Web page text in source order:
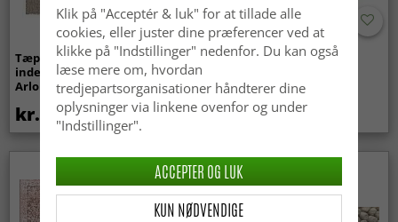
Tæpper til
indendørs/udendørs brug -
Arlo (beige)
kr.439
Bølget ryatæppe - Aranga
kr.369
Nyhed
Klik på "Acceptér & luk" for at tillade alle
cookies, eller juster dine præferencer ved at
klikke på "Indstillinger" nedenfor. Du kan også
læse mere om, hvordan
tredjepartsorganisationer håndterer dine
oplysninger via linkene ovenfor og under
"Indstillinger".
KUN NØDVENDIGE
ACCEPTER OG LUK